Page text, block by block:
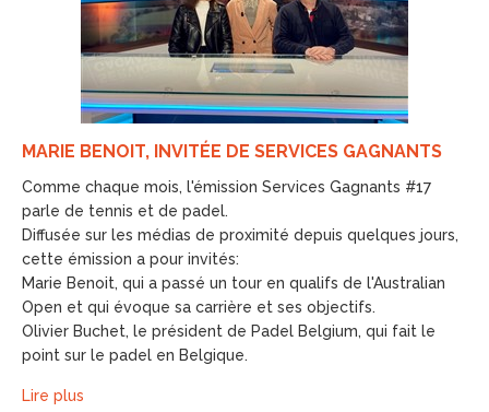
MARIE BENOIT, INVITÉE DE SERVICES GAGNANTS
Comme chaque mois, l'émission Services Gagnants #17
parle de tennis et de padel.
Diffusée sur les médias de proximité depuis quelques jours,
cette émission a pour invités:
Marie Benoit, qui a passé un tour en qualifs de l'Australian
Open et qui évoque sa carrière et ses objectifs.
Olivier Buchet, le président de Padel Belgium, qui fait le
point sur le padel en Belgique.
Lire plus